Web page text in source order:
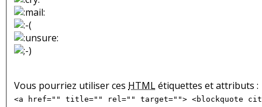
Vous pourriez utiliser ces HTMLétiquettes et attributs :
<a href="" title="" rel="" target=""> <blockquote